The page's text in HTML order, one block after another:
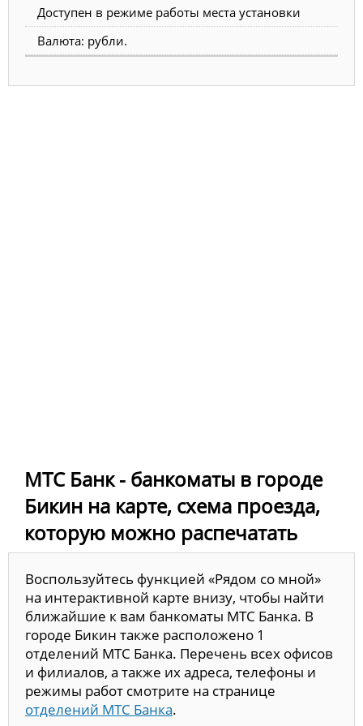
Доступен в режиме работы места установки
Валюта: рубли.
МТС Банк - банкоматы в городе
Бикин на карте, схема проезда,
которую можно распечатать
Воспользуйтесь функцией «Рядом со мной»
на интерактивной карте внизу, чтобы найти
ближайшие к вам банкоматы МТС Банка. В
городе Бикин также расположено 1
отделений МТС Банка. Перечень всех офисов
и филиалов, а также их адреса, телефоны и
режимы работ смотрите на странице
отделений МТС Банка.